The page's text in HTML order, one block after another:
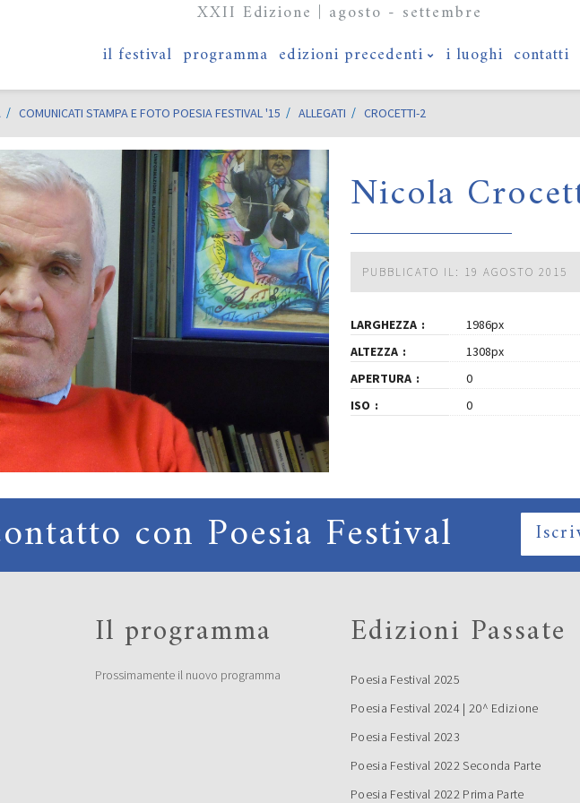
XXII Edizione | agosto - settembre
il festival programma edizioni precedenti i luoghi contatti
COMUNICATI STAMPA E FOTO POESIA FESTIVAL '15 ALLEGATI CROCETTI-2
Nicola
PUBBLICATO IL: 19 AGOSTO 2015
LARGHEZZA
1986px
ALTEZZA
1308px
APERTURA
0
ISO
0
con Poesia Festival
Il programma
Prossimamente il nuovo programma
Edizioni Passate
Poesia Festival 2025
Poesia Festival 2024 | 20^ Edizione
Poesia Festival 2023
Poesia Festival 2022 Seconda Parte
Poesia Festival 2022 Prima Parte